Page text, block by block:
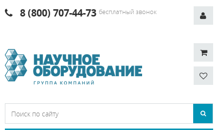
8 (800) 707-44-73 бесплатный звонок